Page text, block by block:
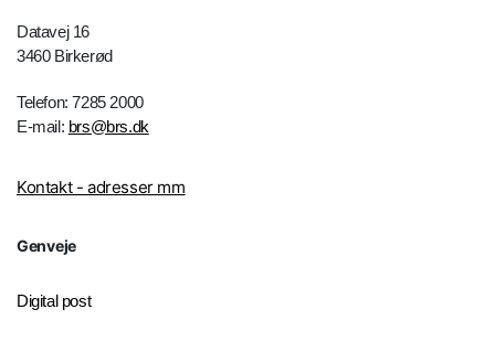
Datavej 16
3460 Birkerød
Telefon: 7285 2000
E-mail: brs@brs.dk
Kontakt - adresser mm
Genveje
Digital post